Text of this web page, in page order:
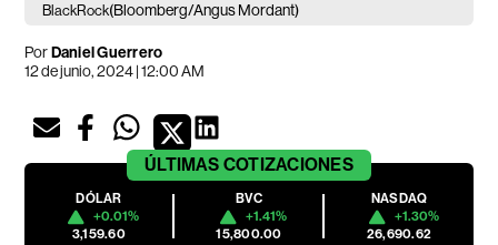
BlackRock(Bloomberg/Angus Mordant)
PorDaniel Guerrero
12 de junio, 2024 | 12:00 AM
ÚLTIMAS COTIZACIONES
DÓLAR
+0.01%
3,159.60
BVC
+1.41%
15,800.00
NASDAQ
+1.30%
26,690.62